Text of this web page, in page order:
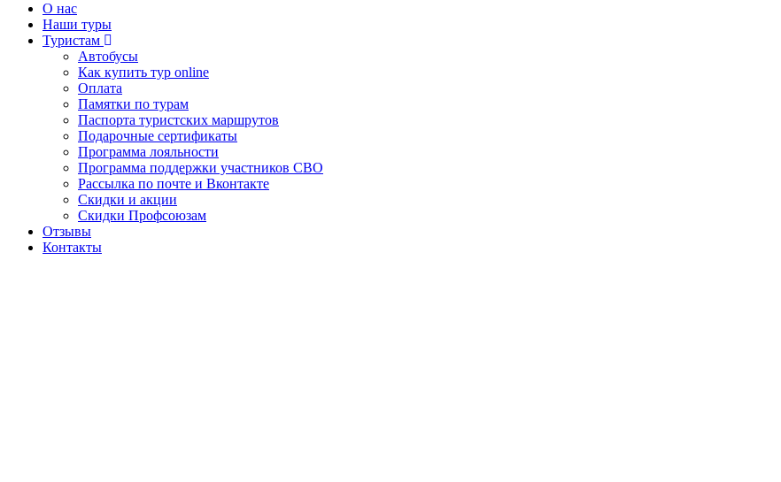
О нас
Наши туры
Туристам
Автобусы
Как купить тур online
Оплата
Памятки по турам
Паспорта туристских маршрутов
Подарочные сертификаты
Программа лояльности
Программа поддержки участников СВО
Рассылка по почте и Вконтакте
Скидки и акции
Скидки Профсоюзам
Отзывы
Контакты